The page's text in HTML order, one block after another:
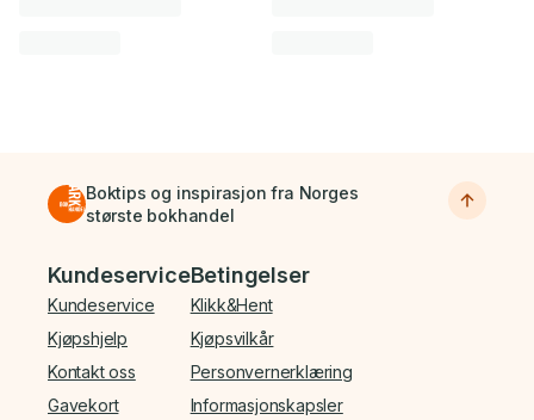
Boktips og inspirasjon fra Norges
største bokhandel
Bunnmeny
Kundeservice
Kundeservice
Kjøpshjelp
Kontakt oss
Gavekort
Betingelser
Klikk&Hent
Kjøpsvilkår
Personvernerklæring
Informasjonskapsler